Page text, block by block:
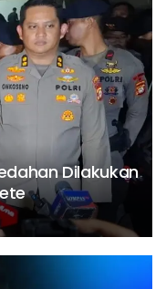
Dilakukan